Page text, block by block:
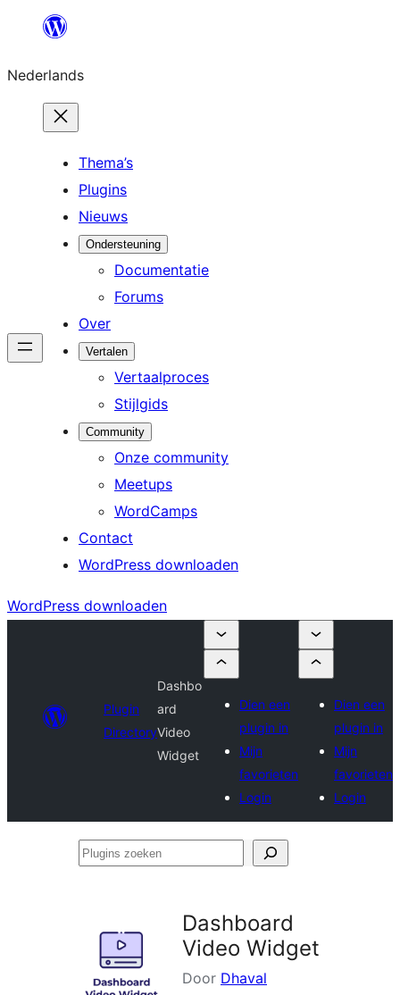
de
inhoud
Nederlands
Thema’s
Plugins
Nieuws
Ondersteuning
Documentatie
Forums
Over
Vertalen
Vertaalproces
Stijlgids
Community
Onze community
Meetups
WordCamps
Contact
WordPress downloaden
WordPress downloaden
Plugin
Directory
Dashbo
ard
Video
Widget
Dien een
plugin in
Mijn
favorieten
Login
Dien een
plugin in
Mijn
favorieten
Login
Plugins
Dashboard
Video Widget
Door Dhaval